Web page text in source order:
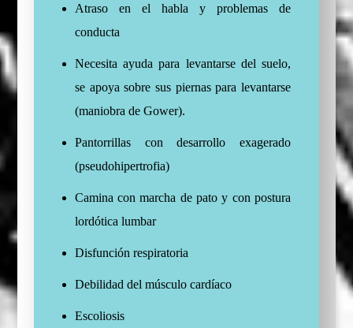
Atraso en el habla y problemas de
conducta
Necesita ayuda para levantarse del suelo,
se apoya sobre sus piernas para levantarse
(maniobra de Gower).
Pantorrillas con desarrollo exagerado
(pseudohipertrofia)
Camina con marcha de pato y con postura
lordótica lumbar
Disfunción respiratoria
Debilidad del músculo cardíaco
Escoliosis